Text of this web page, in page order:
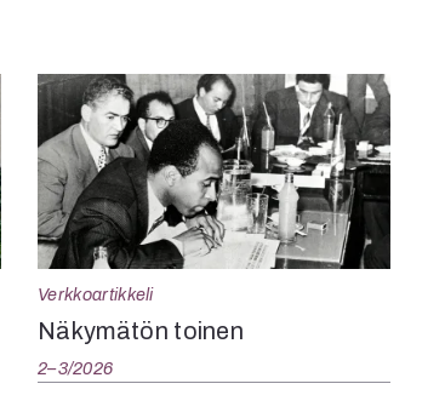
Verkkoartikkeli
Näkymätön toinen
2–3/2026